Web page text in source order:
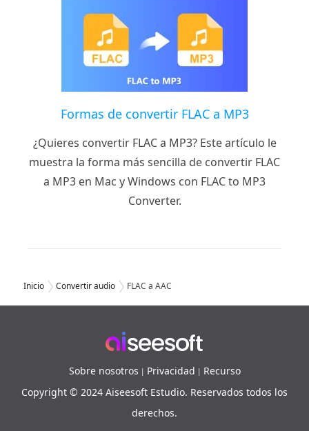
Formas de convertir FLAC a MP3
¿Quieres convertir FLAC a MP3? Este artículo le
muestra la forma más sencilla de convertir FLAC
a MP3 en Mac y Windows con FLAC to MP3
Converter.
Inicio Convertir audio FLAC a AAC
Sobre nosotros | Privacidad | Recurso
Copyright © 2024 Aiseesoft Estudio. Reservados todos los
derechos.